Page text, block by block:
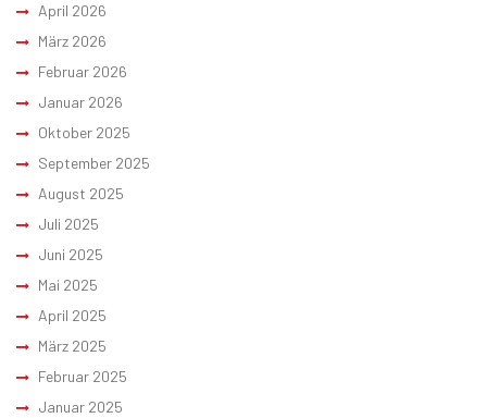
April 2026
März 2026
Februar 2026
Januar 2026
Oktober 2025
September 2025
August 2025
Juli 2025
Juni 2025
Mai 2025
April 2025
März 2025
Februar 2025
Januar 2025